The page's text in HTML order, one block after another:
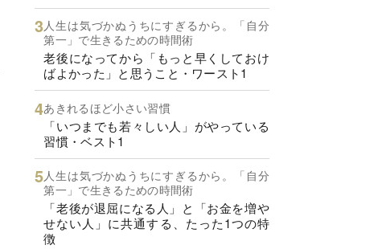
人生は気づかぬうちにすぎるから。「自分
第一」で生きるための時間術
老後になってから「もっと早くしておけ
ばよかった」と思うこと・ワースト1
あきれるほど小さい習慣
「いつまでも若々しい人」がやっている
習慣・ベスト1
人生は気づかぬうちにすぎるから。「自分
第一」で生きるための時間術
「老後が退屈になる人」と「お金を増や
せない人」に共通する、たった1つの特
徴